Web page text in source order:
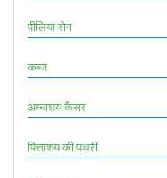
पीलिया रोग
कब्ज
अग्नाशय कैंसर
पित्ताशय की पथरी